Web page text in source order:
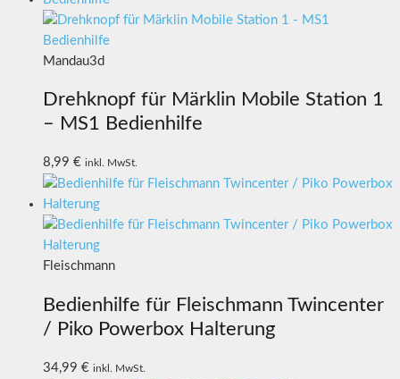
Mandau3d
Drehknopf für Märklin Mobile Station 1
– MS1 Bedienhilfe
8,99 € inkl. MwSt.
Fleischmann
Bedienhilfe für Fleischmann Twincenter
/ Piko Powerbox Halterung
34,99 € inkl. MwSt.